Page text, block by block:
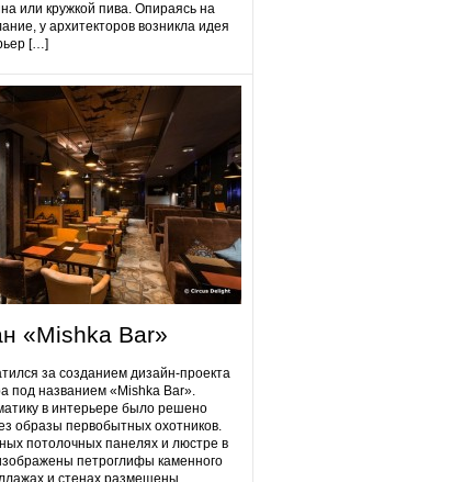
или кружкой пива. Опираясь на
у архитекторов возникла идея
[…]
«Mishka Bar»
за созданием дизайн-проекта
под названием «Mishka Bar».
в интерьере было решено
образы первобытных охотников.
потолочных панелях и люстре в
петроглифы каменного
и стенах размещены